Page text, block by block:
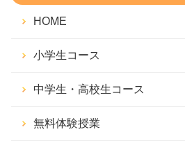
HOME
小学生コース
中学生・高校生コース
無料体験授業